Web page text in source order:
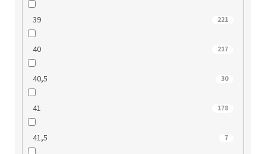
39 221
40 217
40,5 30
41 178
41,5 7